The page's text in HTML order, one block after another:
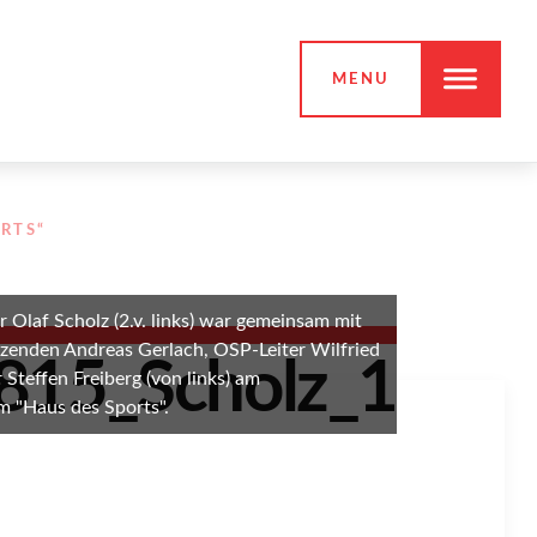
MENU
Olaf Scholz (2.v. links) war gemeinsam mit
Andreas Gerlach, OSP-Leiter Wilfried
Freiberg (von links) am
"Haus des Sports".